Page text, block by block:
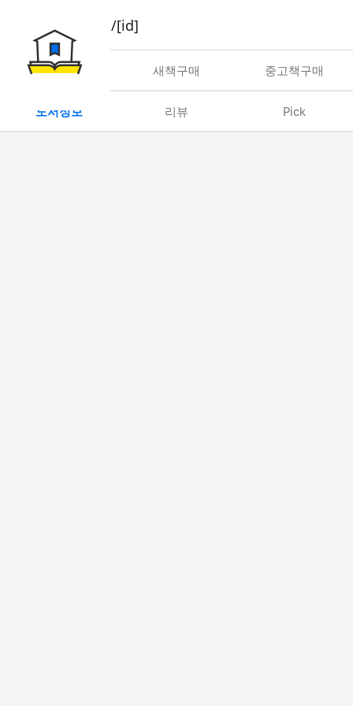
book/rent/[id]
대여 새책구매 중고책구매
도서정보 리뷰 Pick